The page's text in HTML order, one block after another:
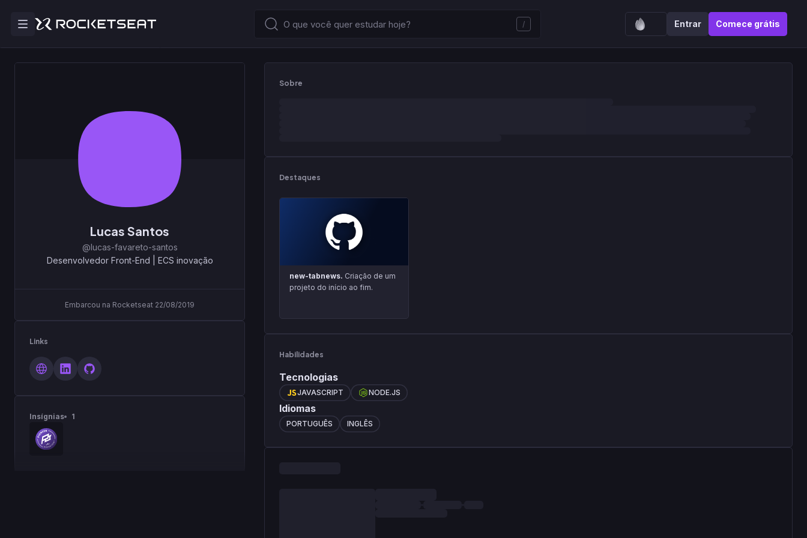
/ Entrar Comece grátis
Lucas Santos
@lucas-favareto-santos
Desenvolvedor Front-End
ECS inovação
Embarcou na Rocketseat 22/08/2019
Links
Insígnias 1
Sobre
Destaques
new-tabnews. Criação de um
projeto do início ao fim.
Habilidades
Tecnologias
JAVASCRIPT NODE.JS
Idiomas
PORTUGUÊS INGLÊS